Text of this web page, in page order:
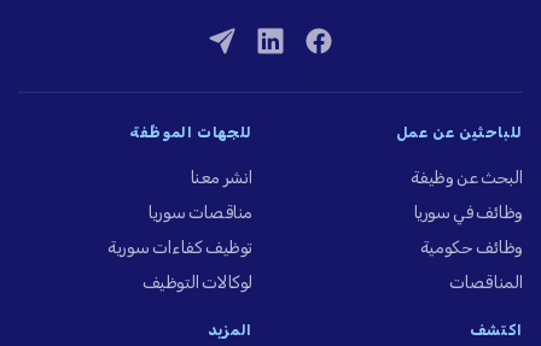
للباحثين عن عمل
البحث عن وظيفة
وظائف في سوريا
وظائف حكومية
المناقصات
للجهات الموظِّفة
انشر معنا
مناقصات سوريا
توظيف كفاءات سورية
لوكالات التوظيف
اكتشف المزيد